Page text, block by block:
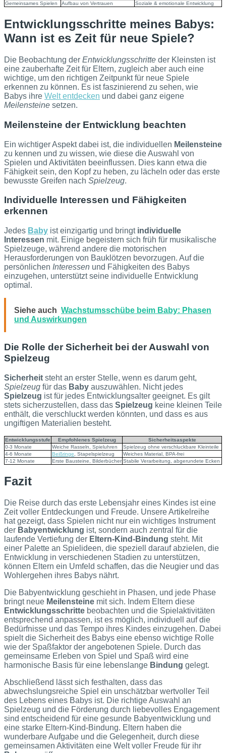
Gemeinsames Spielen
Aufbau von Vertrauen Soziale & emotionale Entwicklung
Entwicklungsschritte meines Babys:
Wann ist es Zeit für neue Spiele?
Die Beobachtung der Entwicklungsschritte der Kleinsten ist
eine zauberhafte Zeit für Eltern, zugleich aber auch eine
wichtige, um den richtigen Zeitpunkt für neue Spiele
erkennen zu können. Es ist faszinierend zu sehen, wie
Babys ihre Welt entdecken und dabei ganz eigene
Meilensteine setzen.
Meilensteine der Entwicklung beachten
Ein wichtiger Aspekt dabei ist, die individuellen Meilensteine
zu kennen und zu wissen, wie diese die Auswahl von
Spielen und Aktivitäten beeinflussen. Dies kann etwa die
Fähigkeit sein, den Kopf zu heben, zu lächeln oder das erste
bewusste Greifen nach Spielzeug.
Individuelle Interessen und Fähigkeiten
erkennen
Jedes Baby ist einzigartig und bringt individuelle
Interessen mit. Einige begeistern sich früh für musikalische
Spielzeuge, während andere die motorischen
Herausforderungen von Bauklötzen bevorzugen. Auf die
persönlichen Interessen und Fähigkeiten des Babys
einzugehen, unterstützt seine individuelle Entwicklung
optimal.
Siehe auch Wachstumsschübe beim Baby: Phasen
und Auswirkungen
Die Rolle der Sicherheit bei der Auswahl von
Spielzeug
Sicherheit steht an erster Stelle, wenn es darum geht,
Spielzeug für das Baby auszuwählen. Nicht jedes
Spielzeug ist für jedes Entwicklungsalter geeignet. Es gilt
stets sicherzustellen, dass das Spielzeug keine kleinen Teile
enthält, die verschluckt werden könnten, und dass es aus
ungiftigen Materialien besteht.
Entwicklungsstufe Empfohlenes Spielzeug
Sicherheitsaspekte
0-3 Monate
Weiche Rasseln, Spieluhren
Spielzeug ohne verschluckbare Kleinteile
4-6 Monate
Beißringe , Stapelspielzeug
Weiches Material, BPA-frei
7-12 Monate
Erste Bausteine, Bilderbücher Stabile Verarbeitung, abgerundete Ecken
Fazit
Die Reise durch das erste Lebensjahr eines Kindes ist eine
Zeit voller Entdeckungen und Freude. Unsere Artikelreihe
hat gezeigt, dass Spielen nicht nur ein wichtiges Instrument
der Babyentwicklung ist, sondern auch zentral für die
laufende Vertiefung der Eltern-Kind-Bindung steht. Mit
einer Palette an Spielideen, die speziell darauf abzielen, die
Entwicklung in verschiedenen Stadien zu unterstützen,
können Eltern ein Umfeld schaffen, das die Neugier und das
Wohlergehen ihres Babys nährt.
Die Babyentwicklung geschieht in Phasen, und jede Phase
bringt neue Meilensteine mit sich. Indem Eltern diese
Entwicklungsschritte beobachten und die Spielaktivitäten
entsprechend anpassen, ist es möglich, individuell auf die
Bedürfnisse und das Tempo ihres Kindes einzugehen. Dabei
spielt die Sicherheit des Babys eine ebenso wichtige Rolle
wie der Spaßfaktor der angebotenen Spiele. Durch das
gemeinsame Erleben von Spiel und Spaß wird eine
harmonische Basis für eine lebenslange Bindung gelegt.
Abschließend lässt sich festhalten, dass das
abwechslungsreiche Spiel ein unschätzbar wertvoller Teil
des Lebens eines Babys ist. Die richtige Auswahl an
Spielzeug und die Förderung durch liebevolles Engagement
sind entscheidend für eine gesunde Babyentwicklung und
eine starke Eltern-Kind-Bindung. Eltern haben die
wunderbare Aufgabe und die Gelegenheit, durch diese
gemeinsamen Aktivitäten eine Welt voller Freude für ihr